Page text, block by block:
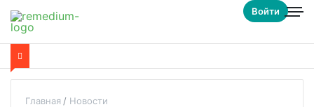
Войти
Главная Новости